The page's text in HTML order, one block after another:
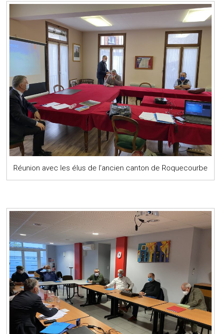
Réunion avec les élus de l’ancien canton de Roquecourbe